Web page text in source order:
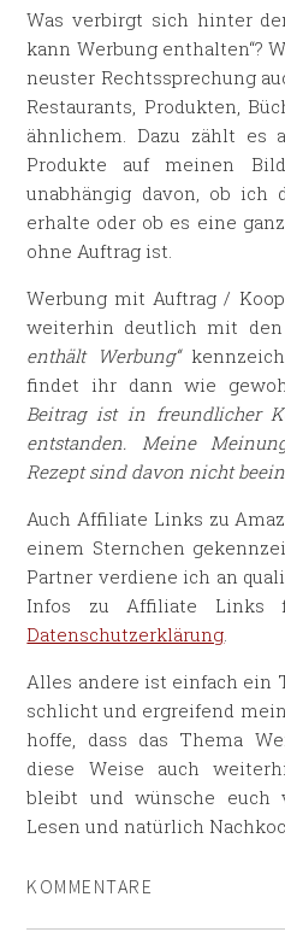
Was verbirgt sich hinter
kann Werbung enthalten“?
neuster Rechtssprechung
Restaurants, Produkten,
ähnlichem. Dazu zählt es
Produkte auf meinen
unabhängig davon, ob ich
erhalte oder ob es eine
ohne Auftrag ist.
Werbung mit Auftrag /
weiterhin deutlich mit den
enthält Werbung“
findet ihr dann wie
Beitrag ist in freundlicher
entstanden. Meine
Rezept sind davon nicht
Auch Affiliate Links zu
einem Sternchen
Partner verdiene ich an
Infos zu Affiliate
Datenschutzerklärung.
Alles andere ist einfach ein
schlicht und ergreifend
hoffe, dass das Thema
diese Weise auch
bleibt und wünsche euch
Lesen und natürlich
KOMMENTARE